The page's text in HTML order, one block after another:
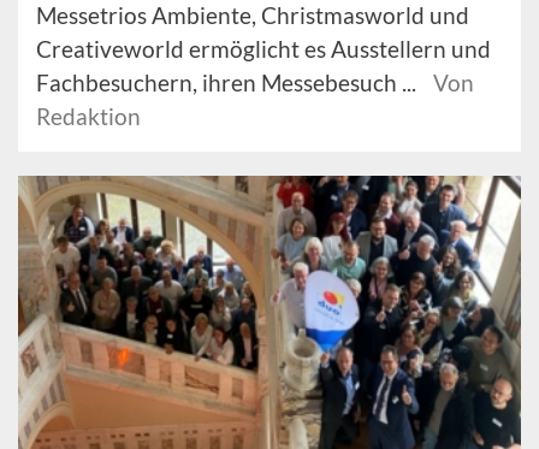
Messetrios Ambiente, Christmasworld und
Creativeworld ermöglicht es Ausstellern und
Fachbesuchern, ihren Messebesuch ...
Von
Redaktion